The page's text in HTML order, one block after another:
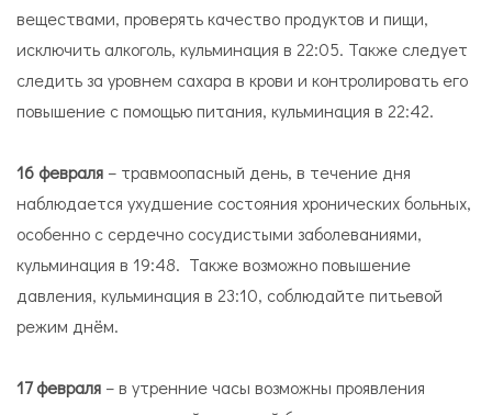
веществами, проверять качество продуктов и пищи,
исключить алкоголь, кульминация в 22:05. Также следует
следить за уровнем сахара в крови и контролировать его
повышение с помощью питания, кульминация в 22:42.
16 февраля – травмоопасный день, в течение дня
наблюдается ухудшение состояния хронических больных,
особенно с сердечно сосудистыми заболеваниями,
кульминация в 19:48. Также возможно повышение
давления, кульминация в 23:10, соблюдайте питьевой
режим днём.
17 февраля – в утренние часы возможны проявления